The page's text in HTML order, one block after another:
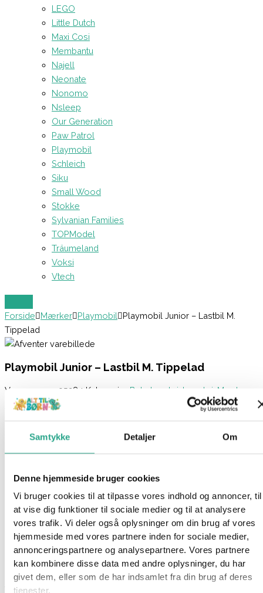
Samtykke Detaljer Om
Denne hjemmeside bruger cookies
Vi bruger cookies til at tilpasse vores indhold og annoncer, til
at vise dig funktioner til sociale medier og til at analysere
vores trafik. Vi deler også oplysninger om din brug af vores
hjemmeside med vores partnere inden for sociale medier,
annonceringspartnere og analysepartnere. Vores partnere
kan kombinere disse data med andre oplysninger, du har
givet dem, eller som de har indsamlet fra din brug af deres
tjenester.
LEGO
Little Dutch
Maxi Cosi
Membantu
Najell
Neonate
Nonomo
Nsleep
Our Generation
Paw Patrol
Playmobil
Schleich
Siku
Small Wood
Stokke
Sylvanian Families
TOPModel
Träumeland
Voksi
Vtech
Forside Mærker Playmobil
Playmobil Junior – Lastbil M.
Tippelad
Playmobil Junior – Lastbil M. Tippelad
Varenummer 95284 Kategorier Babylegetøj Legetøj Mærker
Playmobil
Spørg om produktet
byggearbejderen (kvinde). Med vippefunktion.
Den flittige byggearbejder arbejder igen i dag. Der er mange
sten, der skal transporteres væk. Men det er naturligvis ikke
noget problem for den flittige arbejder. Hun læsser hurtigt
stenene op i tipvognen og kører afsted.
Lastbilens lad kan vippes. De farverige og afrundede legesæt
fra Playmobil er velegnede til børn fra 1 1/2 år. Med deres